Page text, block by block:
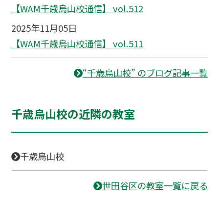
【WAM千歳烏山校通信】 vol.512
2025年11月05日
【WAM千歳烏山校通信】 vol.511
“千歳烏山校” のブログ記事一覧
千歳烏山校の近隣の教室
千歳烏山校
世田谷区の教室一覧に戻る